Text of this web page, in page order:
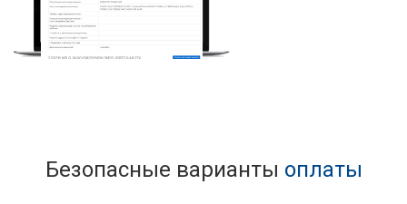
Безопасные варианты оплаты